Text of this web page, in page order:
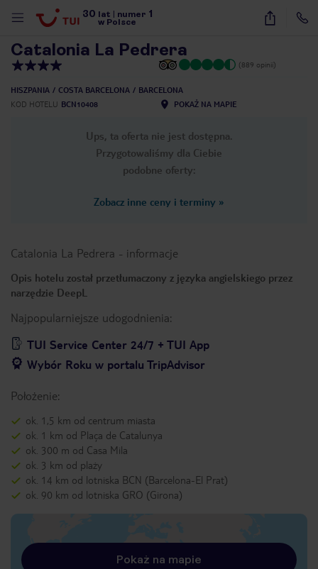
30 lat numer 1
w Polsce
27
Catalonia La Pedrera
(889 opinii)
HISZPANIA COSTA BARCELONA
BARCELONA
KOD HOTELU BCN10408 POKAŻ NA MAPIE
Ups, ta oferta nie jest dostępna.
Przygotowaliśmy dla Ciebie
podobne oferty:
Zobacz inne ceny i terminy »
Catalonia La Pedrera - informacje
Opis hotelu został przetłumaczony z języka angielskiego przez
narzędzie DeepL
Najpopularniejsze udogodnienia:
TUI Service Center 24/7 + TUI App
Wybór Roku w portalu TripAdvisor
Położenie:
ok. 1,5 km od centrum miasta
ok. 1 km od Plaça de Catalunya
ok. 300 m od Casa Mila
ok. 3 km od plaży
ok. 14 km od lotniska BCN (Barcelona-El Prat)
ok. 90 km od lotniska GRO (Girona)
Pokaż na mapie